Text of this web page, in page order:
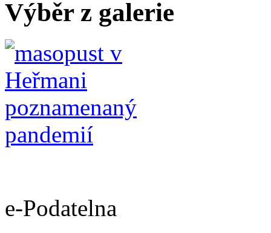
Výběr z galerie
e-Podatelna